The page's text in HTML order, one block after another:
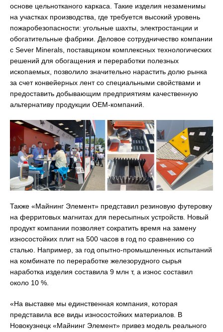
основе цельнотканого каркаса. Такие изделия незаменимы
на участках производства, где требуется высокий уровень
пожаробезопасности: угольные шахты, электростанции и
обогатительные фабрики. Деловое сотрудничество компании
с Sever Minerals, поставщиком комплексных технологических
решений для обогащения и переработки полезных
ископаемых, позволило значительно нарастить долю рынка
за счет конвейерных лент со специальными свойствами и
предоставить добывающим предприятиям качественную
альтернативу продукции OEM-компаний.
Также «Майнинг Элемент» представил резиновую футеровку
на ферритовых магнитах для пересыпных устройств. Новый
продукт компании позволяет сократить время на замену
износостойких плит на 500 часов в год по сравнению со
сталью. Например, за год опытно-промышленных испытаний
на комбинате по переработке железорудного сырья
наработка изделия составила 9 млн т, а износ составил
около 10 %.
«На выставке мы единственная компания, которая
представила все виды износостойких материалов. В
Новокузнецк «Майнинг Элемент» привез модель реального